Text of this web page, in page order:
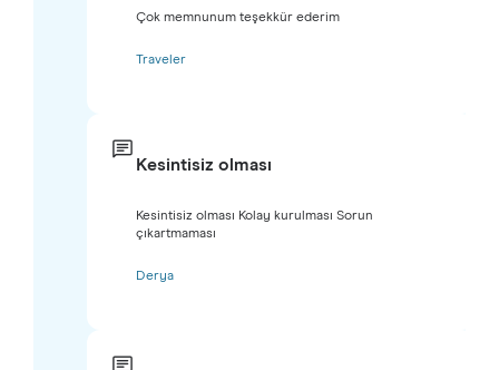
Çok memnunum teşekkür ederim
Traveler
Kesintisiz olması
Kesintisiz olması Kolay kurulması Sorun
çıkartmaması
Derya